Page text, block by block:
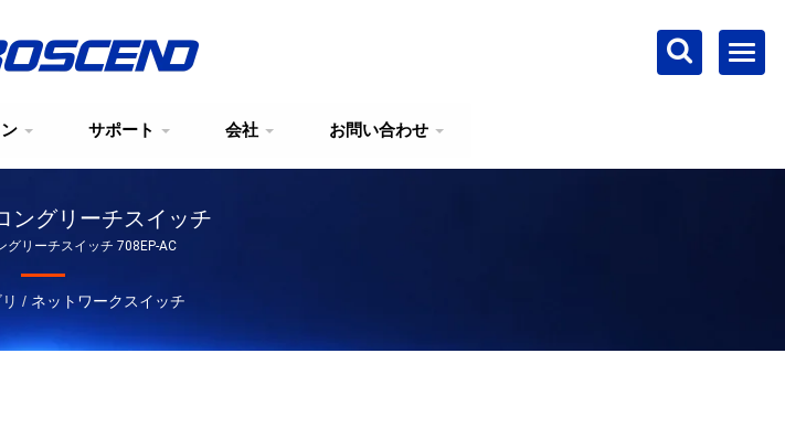
サポート 会社 お問い合わせ
ングリーチスイッチ
グリーチスイッチ 708EP-AC
/ ネットワークスイッチ